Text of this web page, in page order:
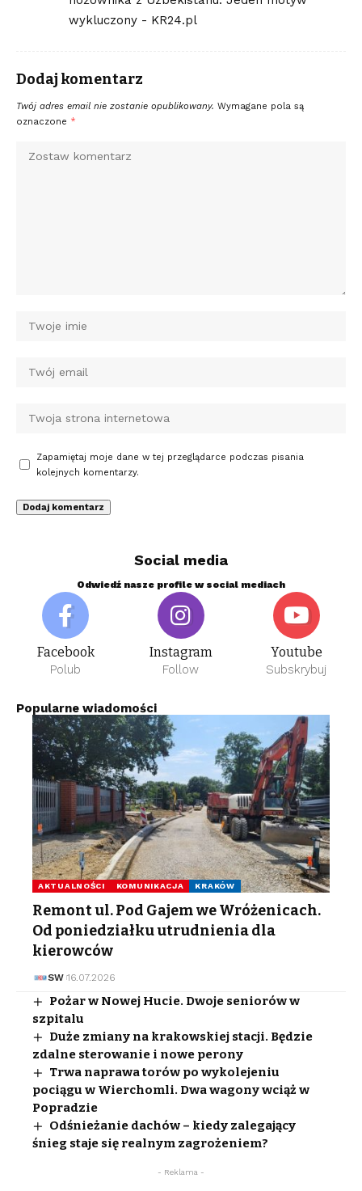
wykluczony - KR24.pl
Dodaj komentarz
Twój adres email nie zostanie opublikowany. Wymagane pola są
oznaczone *
Zapamiętaj moje dane w tej przeglądarce podczas pisania
kolejnych komentarzy.
Social media
Odwiedź nasze profile w social mediach
Facebook
Polub
Instagram
Follow
Youtube
Subskrybuj
Popularne wiadomości
AKTUALNOŚCI KOMUNIKACJA KRAKÓW
Remont ul. Pod Gajem we Wróżenicach.
Od poniedziałku utrudnienia dla
kierowców
SW 16.07.2026
Pożar w Nowej Hucie. Dwoje seniorów w
szpitalu
Duże zmiany na krakowskiej stacji. Będzie
zdalne sterowanie i nowe perony
Trwa naprawa torów po wykolejeniu
pociągu w Wierchomli. Dwa wagony wciąż w
Popradzie
Odśnieżanie dachów – kiedy zalegający
śnieg staje się realnym zagrożeniem?
- Reklama -